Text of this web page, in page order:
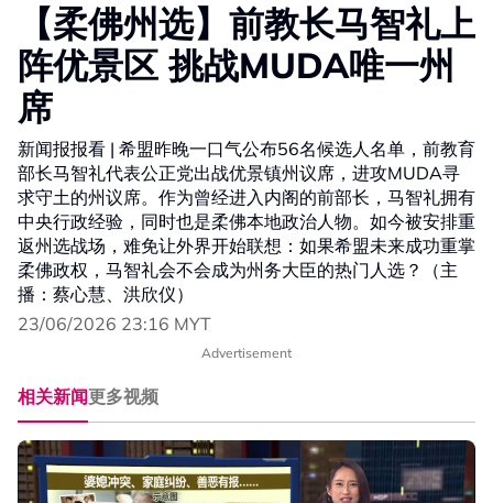
【柔佛州选】前教长马智礼上
阵优景区 挑战MUDA唯一州
席
新闻报报看 | 希盟昨晚一口气公布56名候选人名单，前教育
部长马智礼代表公正党出战优景镇州议席，进攻MUDA寻
求守土的州议席。作为曾经进入内阁的前部长，马智礼拥有
中央行政经验，同时也是柔佛本地政治人物。如今被安排重
返州选战场，难免让外界开始联想：如果希盟未来成功重掌
柔佛政权，马智礼会不会成为州务大臣的热门人选？（主
播：蔡心慧、洪欣仪）
23/06/2026 23:16 MYT
Advertisement
相关新闻更多视频